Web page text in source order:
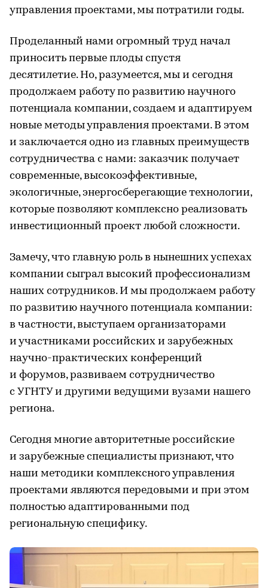
управления проектами, мы потратили годы.
Проделанный нами огромный труд начал
приносить первые плоды спустя
десятилетие. Но, разумеется, мы и сегодня
продолжаем работу по развитию научного
потенциала компании, создаем и адаптируем
новые методы управления проектами. В этом
и заключается одно из главных преимуществ
сотрудничества с нами: заказчик получает
современные, высокоэффективные,
экологичные, энергосберегающие технологии,
которые позволяют комплексно реализовать
инвестиционный проект любой сложности.
Замечу, что главную роль в нынешних успехах
компании сыграл высокий профессионализм
наших сотрудников. И мы продолжаем работу
по развитию научного потенциала компании:
в частности, выступаем организаторами
и участниками российских и зарубежных
научно-практических конференций
и форумов, развиваем сотрудничество
с УГНТУ и другими ведущими вузами нашего
региона.
Сегодня многие авторитетные российские
и зарубежные специалисты признают, что
наши методики комплексного управления
проектами являются передовыми и при этом
полностью адаптированными под
региональную специфику.